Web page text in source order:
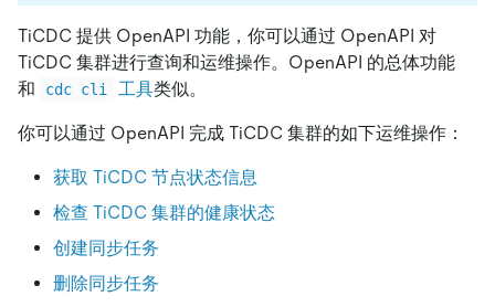
TiCDC 提供 OpenAPI 功能，你可以通过 OpenAPI 对
TiCDC 集群进行查询和运维操作。OpenAPI 的总体功能
和
cdc cli 工具类似。
你可以通过 OpenAPI 完成 TiCDC 集群的如下运维操作：
获取 TiCDC 节点状态信息
检查 TiCDC 集群的健康状态
创建同步任务
删除同步任务